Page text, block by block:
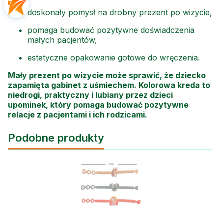
doskonały pomysł na drobny prezent po wizycie,
pomaga budować pozytywne doświadczenia
małych pacjentów,
estetyczne opakowanie gotowe do wręczenia.
Mały prezent po wizycie może sprawić, że dziecko
zapamięta gabinet z uśmiechem. Kolorowa kreda to
niedrogi, praktyczny i lubiany przez dzieci
upominek, który pomaga budować pozytywne
relacje z pacjentami i ich rodzicami.
Podobne produkty